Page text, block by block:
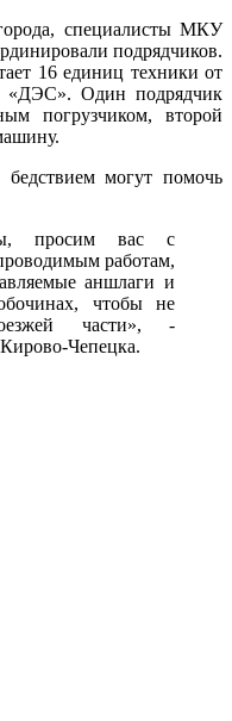
специалисты МКУ
подрядчиков.
16 единиц техники от
Один подрядчик
погрузчиком, второй
могут помочь
просим вас с
работам,
аншлаги и
чтобы не
части», -
Чепецка.